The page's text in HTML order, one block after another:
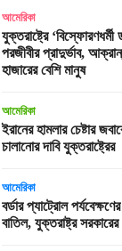
আমেরিকা
যুক্তরাষ্ট্রে ‘বিস্ফোরণধর্মী
পরজীবীর প্রাদুর্ভাব,
হাজারের বেশি মানুষ
আমেরিকা
ইরানের হামলার চেষ্টার
চালানোর দাবি যুক্তরাষ্ট্রের
আমেরিকা
বর্ডার প্যাট্রোল
বাতিল, যুক্তরাষ্ট্র সরকারের